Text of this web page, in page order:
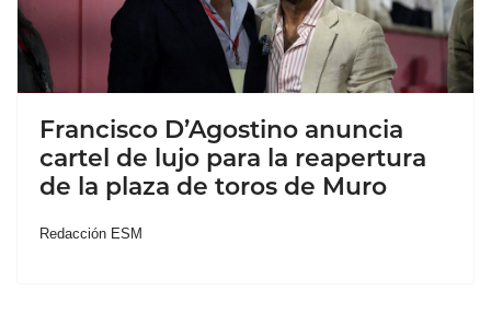
Francisco D’Agostino anuncia
cartel de lujo para la reapertura
de la plaza de toros de Muro
Redacción ESM